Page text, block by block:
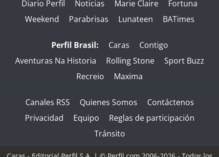
Diario Perfil Noticias Marie Claire
Fortuna
Weekend
Parabrisas Lunateen BATimes
Perfil Brasil: Caras
Contigo
Aventuras Na Historia
Rolling Stone
Sport Buzz
Recreio
Maxima
Canales RSS Quienes Somos
Contáctenos
Privacidad
Equipo
Reglas de participación
Tránsito